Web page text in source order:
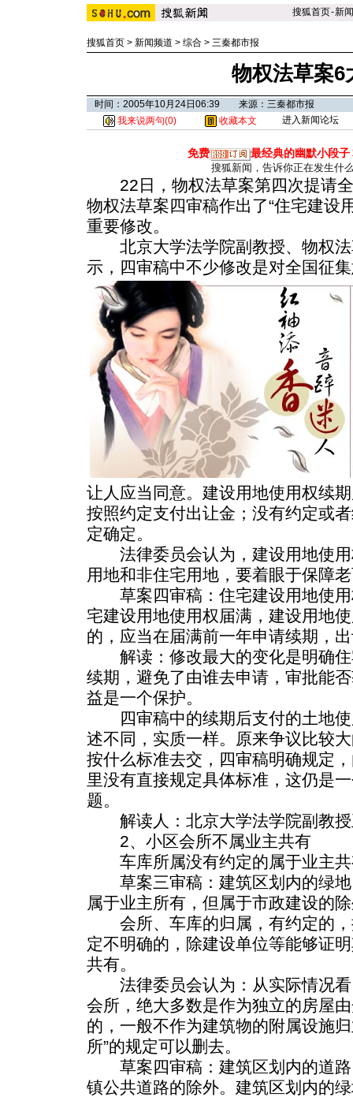
搜狐首页-新闻
搜狐首页 > 新闻频道 > 综合 > 三秦都市报
物权法草案6
时间：2005年10月24日06:39 来源：三秦都市报
我来说两句(0) 收藏本文 进入新闻论坛
免费 最经典的幽默小段子
搜狐新闻，告诉你正在发生什
22日，物权法草案第四次提请全
物权法草案四审稿作出了“住宅建设
重要修改。
北京大学法学院副教授、物权法
示，四审稿中不少修改是对全国征
让人应当同意。建设用地使用权续
按照约定支付出让金；没有约定或
定确定。
法律委员会认为，建设用地使用
用地和非住宅用地，要着眼于保障
草案四审稿：住宅建设用地使用
宅建设用地使用权届满，建设用地
的，应当在届满前一年申请续期，
解读：修改最大的变化是明确住
续期，避免了由谁去申请，审批能
益是一个保护。
四审稿中的续期后支付的土地使
述不同，实质一样。原来争议比较
按什么标准去交，四审稿明确规定
里没有直接规定具体标准，这仍是
题。
解读人：北京大学法学院副教授
2、小区会所不属业主共有
车库所属没有约定的属于业主
草案三审稿：建筑区划内的绿地
属于业主所有，但属于市政建设的
会所、车库的归属，有约定的，
定不明确的，除建设单位等能够证
共有。
法律委员会认为：从实际情况看
会所，绝大多数是作为独立的房屋
的，一般不作为建筑物的附属设施
所”的规定可以删去。
草案四审稿：建筑区划内的道路
镇公共道路的除外。建筑区划内的